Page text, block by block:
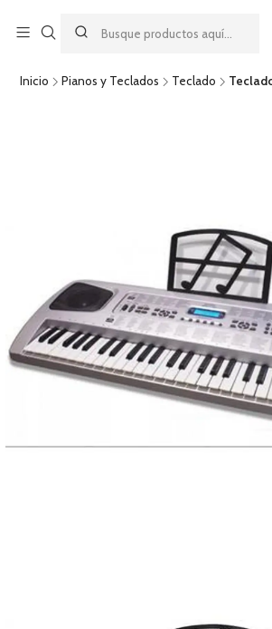
descuento por pago con
por una compra mínima de $49.990. Este
acumulable a otras promociones ni aplicable a
Inicio Pianos y Teclados Teclado